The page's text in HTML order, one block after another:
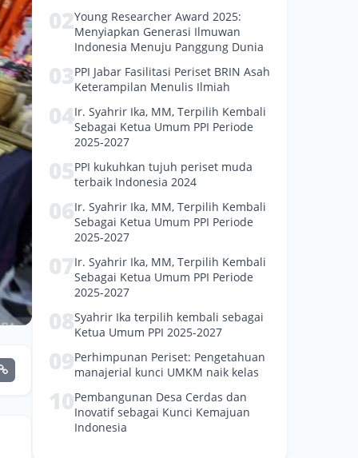
02Young Researcher Award 2025:
Menyiapkan Generasi Ilmuwan
Indonesia Menuju Panggung Dunia
03PPI Jabar Fasilitasi Periset BRIN Asah
Keterampilan Menulis Ilmiah
04Ir. Syahrir Ika, MM, Terpilih Kembali
Sebagai Ketua Umum PPI Periode
2025-2027
05PPI kukuhkan tujuh periset muda
terbaik Indonesia 2024
06Ir. Syahrir Ika, MM, Terpilih Kembali
Sebagai Ketua Umum PPI Periode
2025-2027
07Ir. Syahrir Ika, MM, Terpilih Kembali
Sebagai Ketua Umum PPI Periode
2025-2027
08Syahrir Ika terpilih kembali sebagai
Ketua Umum PPI 2025-2027
09Perhimpunan Periset: Pengetahuan
manajerial kunci UMKM naik kelas
10Pembangunan Desa Cerdas dan
Inovatif sebagai Kunci Kemajuan
Indonesia